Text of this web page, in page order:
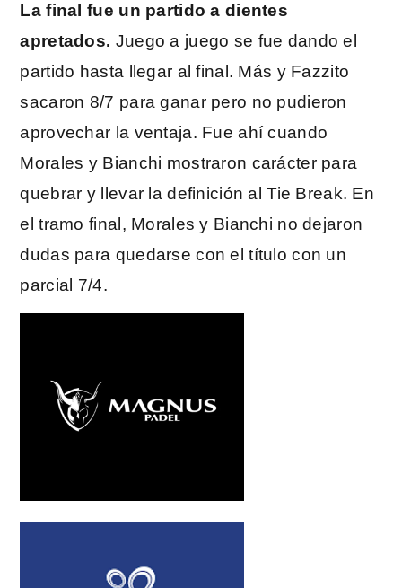
La final fue un partido a dientes
apretados. Juego a juego se fue dando el
partido hasta llegar al final. Más y Fazzito
sacaron 8/7 para ganar pero no pudieron
aprovechar la ventaja. Fue ahí cuando
Morales y Bianchi mostraron carácter para
quebrar y llevar la definición al Tie Break. En
el tramo final, Morales y Bianchi no dejaron
dudas para quedarse con el título con un
parcial 7/4.